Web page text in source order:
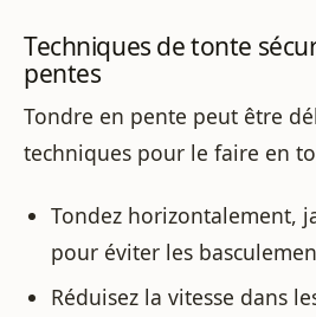
Techniques de tonte
pentes
Tondre en pente peut être
techniques pour le faire en
Tondez horizontalement,
pour éviter les
Réduisez la vitesse dans